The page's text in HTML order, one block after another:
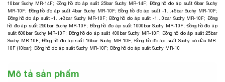
10bar Suchy MR-14F; Đồng hồ đo áp suất 25bar Suchy MR-14F; Đồng hồ đo áp suất 6bar Suchy
MR-10F; Đồng hồ đo áp suất 4bar Suchy MR-10F;Đồng hồ đo áp suất -1…+5bar Suchy MR-10F;
Đồng hồ đo áp suất -1…+3bar Suchy MR-10F; Đồng hồ đo áp suất -1…0bar Suchy MR-10F; Đồng
hồ đo áp suất 250bar Suchy MR-10F; Đồng hồ đo áp suất 1000bar Suchy MR-10F;Đồng hồ đo áp
suất 600bar Suchy MR-10F; Đồng hồ đo áp suất 400bar Suchy MR-10F; Đồng hồ đo áp suất 25bar
Suchy MR-10F;Đồng hồ đo áp suất 16bar Suchy MR-10F;Đồng hồ đo áp suất Suchy có dầu MR-
10F (10bar); Đồng hồ đo áp suất Suchy MR-10F; Đồng hồ đo áp suất Suchy MR-10
Mô tả sản phẩm